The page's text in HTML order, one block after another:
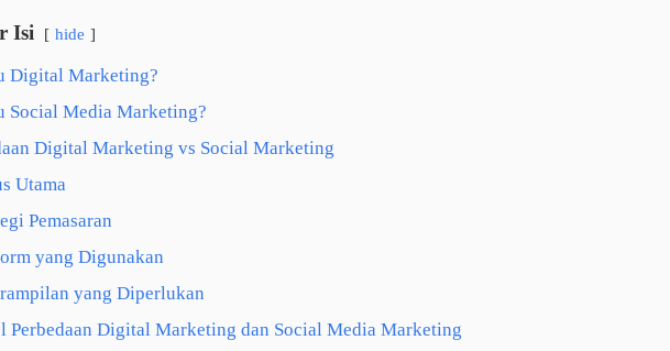
Isi hide
Digital Marketing?
Social Media Marketing?
Digital Marketing vs Social Marketing
Utama
Pemasaran
yang Digunakan
yang Diperlukan
Perbedaan Digital Marketing dan Social Media Marketing